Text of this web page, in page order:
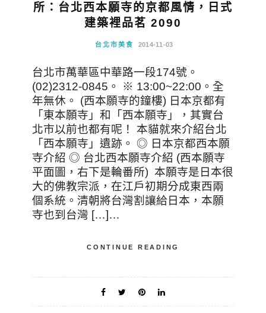
所：台北西本願寺的京都風情，日式
建築裡品茗 2090
台北市美食 2014-11-03
台北市萬華區中華路一段174號。
(02)2312-0845。 ※ 13:00~22:00。全
年無休。 (西本願寺的鐘樓) 日本京都有
「東本願寺」和「西本願寺」，其實台
北市以前也都有呢！ 本貓就來介紹台北
「西本願寺」遺跡。 ◎ 日本京都西本願
寺介紹 ◎ 台北西本願寺介紹 (西本願寺
平面圖，右下是輪番所) 本願寺是日本很
大的佛教宗派，在江戶初期分成東西兩
個系統。清朝將台灣割讓給日本，本願
寺也到台灣 […]…
CONTINUE READING